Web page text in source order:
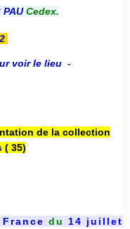
PAUCedex.
voir le lieu -
de la collection
( 35)
France du 14 juillet